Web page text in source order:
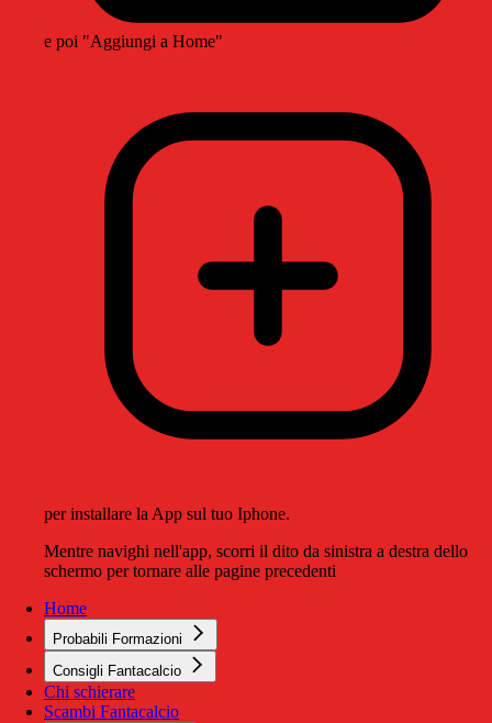
e poi "Aggiungi a Home"
per installare la App sul tuo Iphone.
Mentre navighi nell'app, scorri il dito da sinistra a destra dello
schermo per tornare alle pagine precedenti
Home
Probabili Formazioni
Consigli Fantacalcio
Chi schierare
Scambi Fantacalcio